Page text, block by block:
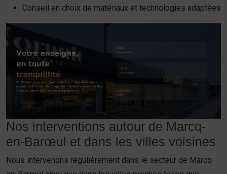
Conseil en choix de matériaux et technologies adaptées
Nos interventions autour de Marcq-
en-Barœul et dans les villes voisines
Nous intervenons régulièrement dans le secteur de Marcq-